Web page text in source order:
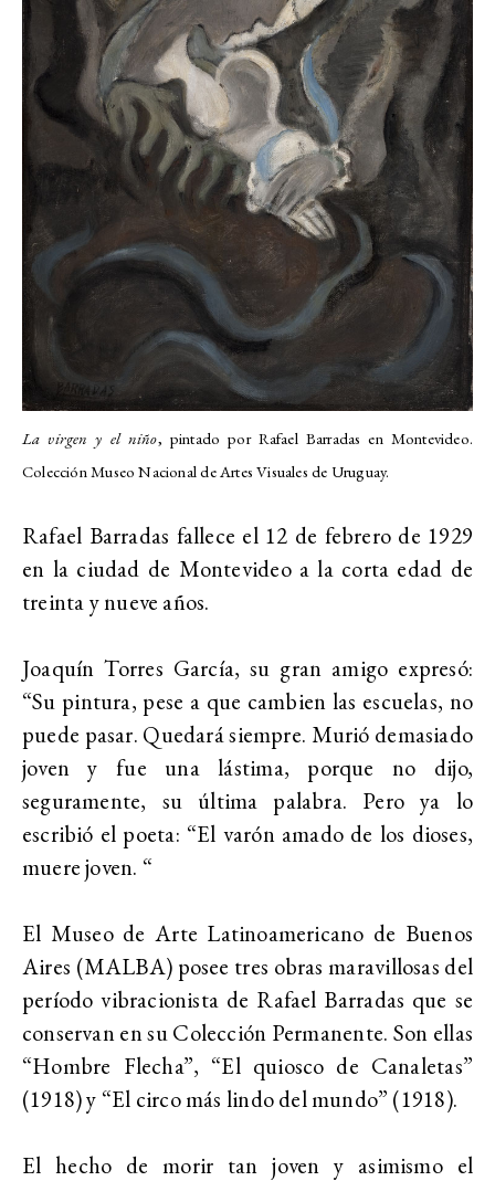
La virgen y el niño, pintado por Rafael Barradas en Montevideo.
Colección Museo Nacional de Artes Visuales de Uruguay.
Rafael Barradas fallece el 12 de febrero de 1929
en la ciudad de Montevideo a la corta edad de
treinta y nueve años.
Joaquín Torres García, su gran amigo expresó:
“Su pintura, pese a que cambien las escuelas, no
puede pasar. Quedará siempre. Murió demasiado
joven y fue una lástima, porque no dijo,
seguramente, su última palabra. Pero ya lo
escribió el poeta: “El varón amado de los dioses,
muere joven. “
El Museo de Arte Latinoamericano de Buenos
Aires (MALBA) posee tres obras maravillosas del
período vibracionista de Rafael Barradas que se
conservan en su Colección Permanente. Son ellas
“Hombre Flecha”, “El quiosco de Canaletas”
(1918) y “El circo más lindo del mundo” (1918).
El hecho de morir tan joven y asimismo el